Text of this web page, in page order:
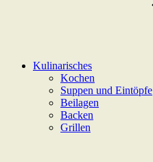
Kulinarisches
Kochen
Suppen und Eintöpfe
Beilagen
Backen
Grillen